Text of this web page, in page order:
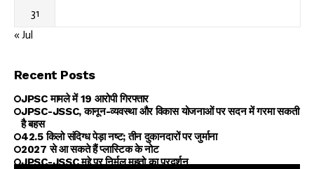
31
« Jul
Recent Posts
JPSC मामले में 19 आरोपी गिरफ्तार
JPSC-JSSC, कानून-व्यवस्था और विकास योजनाओं पर सदन में गरमा सकती
है बहस
42.5 किलो संदिग्ध पेड़ा नष्ट; तीन दुकानदारों पर जुर्माना
2027 से आ सकते हैं प्लास्टिक के नोट
JPSC-JSSC मुद्दे पर निर्मल महतो का प्रदर्शन